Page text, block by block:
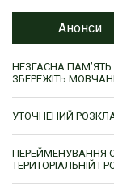
Анонси
НЕЗГАСНА ПАМ’ЯТЬ
ЗБЕРЕЖІТЬ
УТОЧНЕНИЙ
ПЕРЕЙМЕНУВАННЯ
ТЕРИТОРІАЛЬНІЙ